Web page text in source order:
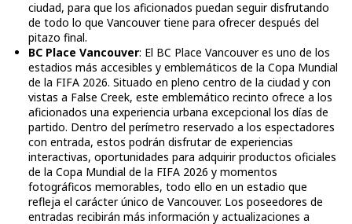
ciudad, para que los aficionados puedan seguir disfrutando
de todo lo que Vancouver tiene para ofrecer después del
pitazo final.
BC Place Vancouver: El BC Place Vancouver es uno de los
estadios más accesibles y emblemáticos de la Copa Mundial
de la FIFA 2026. Situado en pleno centro de la ciudad y con
vistas a False Creek, este emblemático recinto ofrece a los
aficionados una experiencia urbana excepcional los días de
partido. Dentro del perímetro reservado a los espectadores
con entrada, estos podrán disfrutar de experiencias
interactivas, oportunidades para adquirir productos oficiales
de la Copa Mundial de la FIFA 2026 y momentos
fotográficos memorables, todo ello en un estadio que
refleja el carácter único de Vancouver. Los poseedores de
entradas recibirán más información y actualizaciones a